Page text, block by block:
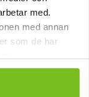
med.
med annan
som de har